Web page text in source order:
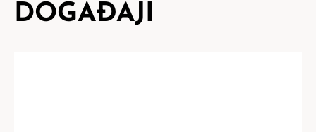
DOGAĐAJI